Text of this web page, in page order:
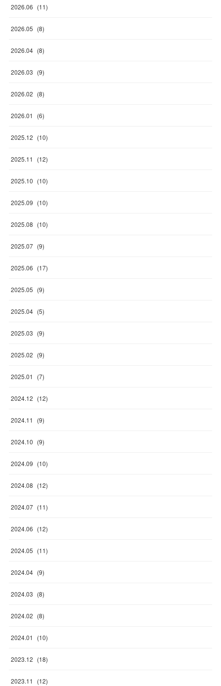
2026.06 (11)
2026.05 (8)
2026.04 (8)
2026.03 (9)
2026.02 (8)
2026.01 (6)
2025.12 (10)
2025.11 (12)
2025.10 (10)
2025.09 (10)
2025.08 (10)
2025.07 (9)
2025.06 (17)
2025.05 (9)
2025.04 (5)
2025.03 (9)
2025.02 (9)
2025.01 (7)
2024.12 (12)
2024.11 (9)
2024.10 (9)
2024.09 (10)
2024.08 (12)
2024.07 (11)
2024.06 (12)
2024.05 (11)
2024.04 (9)
2024.03 (8)
2024.02 (8)
2024.01 (10)
2023.12 (18)
2023.11 (12)